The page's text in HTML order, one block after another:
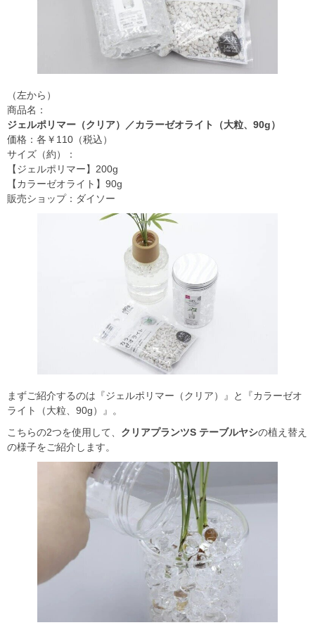
（左から）
商品名：
ジェルポリマー（クリア）／カラーゼオライト（大粒、90g）
価格：各￥110（税込）
サイズ（約）：
【ジェルポリマー】200g
【カラーゼオライト】90g
販売ショップ：ダイソー
まずご紹介するのは『ジェルポリマー（クリア）』と『カラーゼオ
ライト（大粒、90g）』。
こちらの2つを使用して、 クリアプランツS テーブルヤシの植え替え
の様子をご紹介します。